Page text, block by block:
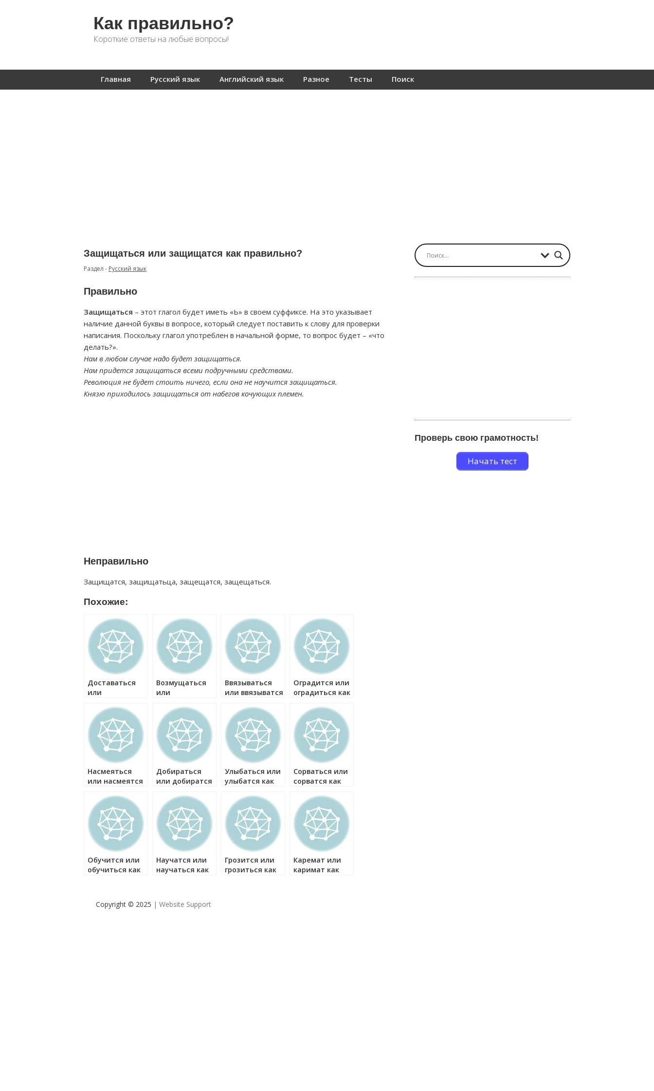
Как правильно?
Короткие ответы на любые вопросы!
Главная Русский язык Английский язык Разное Тесты Поиск
Защищаться или защищатся как правильно?
Раздел - Русский язык
Правильно
Защищаться – этот глагол будет иметь «Ь» в своем суффиксе. На это указывает
наличие данной буквы в вопросе, который следует поставить к слову для проверки
написания. Поскольку глагол употреблен в начальной форме, то вопрос будет – «что
делать?».
Нам в любом случае надо будет защищаться.
Нам придется защищаться всеми подручными средствами.
Революция не будет стоить ничего, если она не научится защищаться.
Князю приходилось защищаться от набегов кочующих племен.
Неправильно
Защищатся, защищатьца, защещатся, защещаться.
Похожие:
Доставаться
или
правильно?
Возмущаться
или
как правильно?
Ввязываться
или ввязыватся
Оградится или
оградиться как
Насмеяться
или насмеятся
Добираться
или добиратся
Улыбаться или
улыбатся как
Сорваться или
сорватся как
Обучится или
обучиться как
Научатся или
научаться как
Грозится или
грозиться как
Каремат или
каримат как
Проверь свою грамотность!
Начать тест
Copyright © 2025 | Website Support